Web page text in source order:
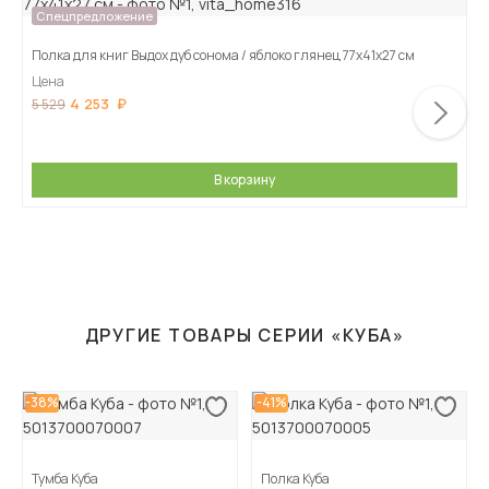
Спецпредложение
Полка для книг Выдох дуб сонома / яблоко глянец 77х41х27 см
Цена
5 529 4 253
В корзину
ДРУГИЕ ТОВАРЫ СЕРИИ «КУБА»
-38%
Тумба Куба
-41%
Полка Куба